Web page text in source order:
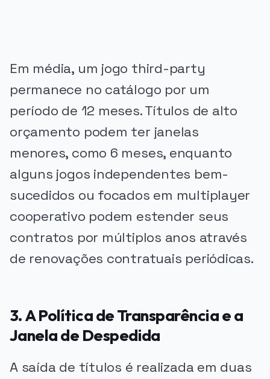
Em média, um jogo third-party
permanece no catálogo por um
período de 12 meses. Títulos de alto
orçamento podem ter janelas
menores, como 6 meses, enquanto
alguns jogos independentes bem-
sucedidos ou focados em multiplayer
cooperativo podem estender seus
contratos por múltiplos anos através
de renovações contratuais periódicas.
3. A Política de Transparência e a
Janela de Despedida
A saída de títulos é realizada em duas